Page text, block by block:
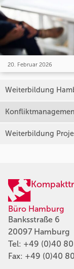
20. Februar 2026
Weiterbildung
Weiterbildung
Büro Hamburg
Banksstraße 6
20097 Hamburg
Tel: +49 (0)40
Fax: +49 (0)40